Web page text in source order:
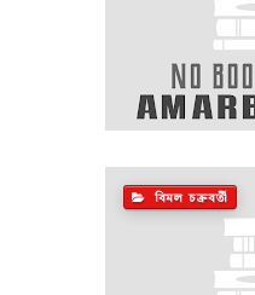
বিমল চক্রবর্তী